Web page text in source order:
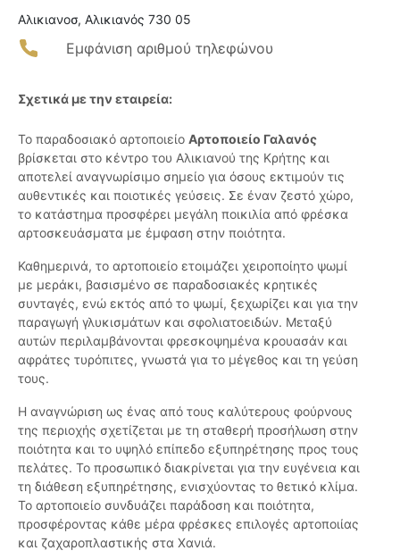
Αλικιανοσ, Αλικιανός 730 05
Εμφάνιση αριθμού τηλεφώνου
Σχετικά με την εταιρεία:
Το παραδοσιακό αρτοποιείο Αρτοποιείο Γαλανός
βρίσκεται στο κέντρο του Αλικιανού της Κρήτης και
αποτελεί αναγνωρίσιμο σημείο για όσους εκτιμούν τις
αυθεντικές και ποιοτικές γεύσεις. Σε έναν ζεστό χώρο,
το κατάστημα προσφέρει μεγάλη ποικιλία από φρέσκα
αρτοσκευάσματα με έμφαση στην ποιότητα.
Καθημερινά, το αρτοποιείο ετοιμάζει χειροποίητο ψωμί
με μεράκι, βασισμένο σε παραδοσιακές κρητικές
συνταγές, ενώ εκτός από το ψωμί, ξεχωρίζει και για την
παραγωγή γλυκισμάτων και σφολιατοειδών. Μεταξύ
αυτών περιλαμβάνονται φρεσκοψημένα κρουασάν και
αφράτες τυρόπιτες, γνωστά για το μέγεθος και τη γεύση
τους.
Η αναγνώριση ως ένας από τους καλύτερους φούρνους
της περιοχής σχετίζεται με τη σταθερή προσήλωση στην
ποιότητα και το υψηλό επίπεδο εξυπηρέτησης προς τους
πελάτες. Το προσωπικό διακρίνεται για την ευγένεια και
τη διάθεση εξυπηρέτησης, ενισχύοντας το θετικό κλίμα.
Το αρτοποιείο συνδυάζει παράδοση και ποιότητα,
προσφέροντας κάθε μέρα φρέσκες επιλογές αρτοποιίας
και ζαχαροπλαστικής στα Χανιά.